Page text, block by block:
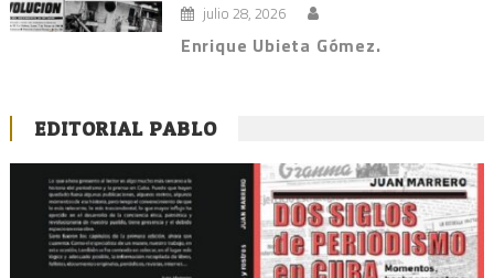
julio 28, 2026
Enrique Ubieta Gómez.
EDITORIAL PABLO